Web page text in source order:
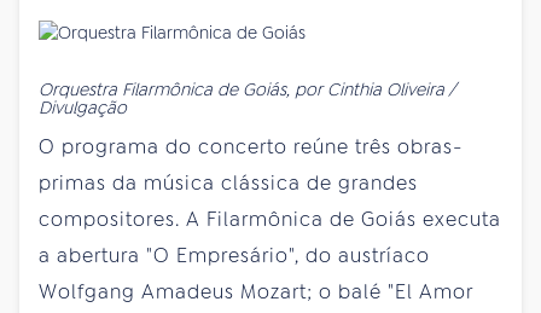
Orquestra Filarmônica de Goiás, por Cinthia Oliveira /
Divulgação
O programa do concerto reúne três obras-
primas da música clássica de grandes
compositores. A Filarmônica de Goiás executa
a abertura "O Empresário", do austríaco
Wolfgang Amadeus Mozart; o balé "El Amor